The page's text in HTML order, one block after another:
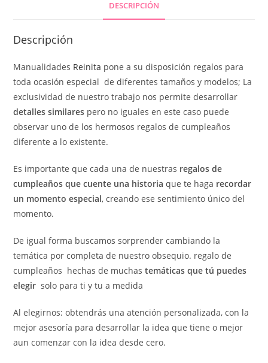
DESCRIPCIÓN
Descripción
Manualidades Reinita pone a su disposición regalos para
toda ocasión especial de diferentes tamaños y modelos; La
exclusividad de nuestro trabajo nos permite desarrollar
detalles similares pero no iguales en este caso puede
observar uno de los hermosos regalos de cumpleaños
diferente a lo existente.
Es importante que cada una de nuestras regalos de
cumpleaños que cuente una historia que te haga recordar
un momento especial, creando ese sentimiento único del
momento.
De igual forma buscamos sorprender cambiando la
temática por completa de nuestro obsequio. regalo de
cumpleaños hechas de muchastemáticas que tú puedes
elegir solo para ti y tu a medida
Al elegirnos: obtendrás una atención personalizada, con la
mejor asesoría para desarrollar la idea que tiene o mejor
aun comenzar con la idea desde cero.